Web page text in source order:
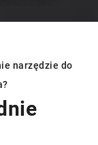
narzędzie do